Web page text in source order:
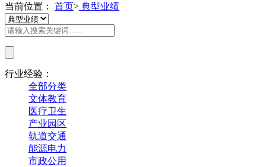
当前位置： 首页> 典型业绩
行业经验：
全部分类
文体教育
医疗卫生
产业园区
轨道交通
能源电力
市政公用